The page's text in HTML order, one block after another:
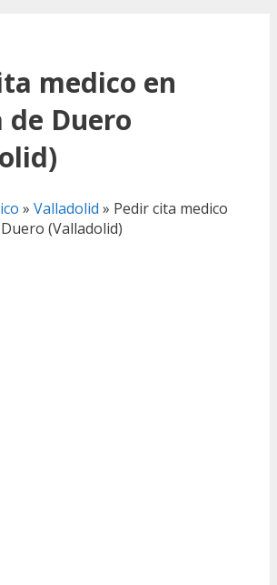
medico en
de Duero
» Valladolid » Pedir cita medico
(Valladolid)